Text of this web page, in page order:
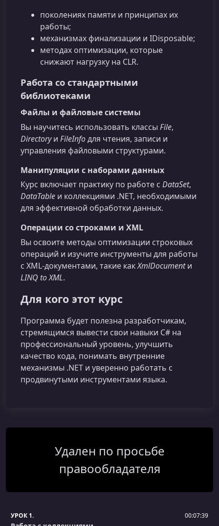
поколениях памяти и принципах их
работы;
механизмах финализации и IDisposable;
методах оптимизации, которые
снижают нагрузку на CLR.
Работа со стандартными
библиотеками
Файлы и файловые системы
Вы научитесь использовать классы File,
Directoryи FileInfoдля чтения, записи и
управления файловыми структурами.
Манипуляции с наборами данных
Курс включает практику по работе с DataSet,
DataTable и коллекциями .NET, необходимыми
для эффективной обработки данных.
Операции со строками и XML
Вы освоите методы оптимизации строковых
операций и изучите инструменты для работы
с XML-документами, такие какXmlDocumentи
LINQ to XML.
Для кого этот курс
Программа будет полезна разработчикам,
стремящимся вывести свои навыки C# на
профессиональный уровень, улучшить
качество кода, понимать внутренние
механизмы .NET и уверенно работать с
продвинутыми инструментами языка.
Удален по просьбе
правообладателя
УРОК 1. 00:07:39